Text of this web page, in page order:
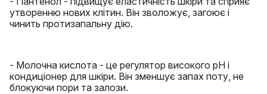
утворенню нових клітин. Він зволожує, загоює і
чинить протизапальну дію.
- Молочна кислота - це регулятор високого pH і
кондиціонер для шкіри. Він зменшує запах поту, не
блокуючи пори та залози.